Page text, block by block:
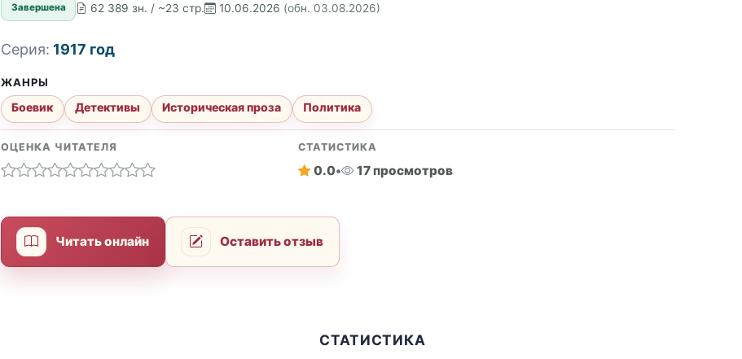
Завершена 62 389 зн. / ~23 стр. 10.06.2026 (обн. 03.08.2026)
Серия: 1917 год
ЖАНРЫ
Боевик Детективы Историческая проза Политика
ОЦЕНКА ЧИТАТЕЛЯ СТАТИСТИКА
0.0• 17 просмотров
Читать онлайн Оставить отзыв
СТАТИСТИКА